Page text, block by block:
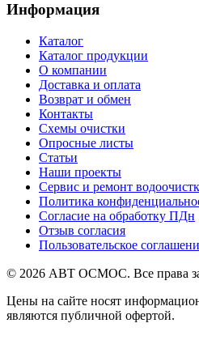
Информация
Каталог
Каталог продукции
О компании
Доставка и оплата
Возврат и обмен
Контакты
Схемы очистки
Опросные листы
Статьи
Наши проекты
Сервис и ремонт
Политика
Согласие на обработку ПДн
Отзыв согласия
Пользовательское
© 2026 АВТ ОСМОС. Все права
Цены на сайте носят
являются публичной офертой.